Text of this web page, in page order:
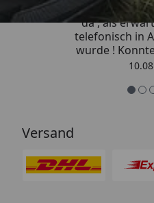
„Die Lieferung
da , als
telefonisch in
wurde !
Vorhaben
Versand